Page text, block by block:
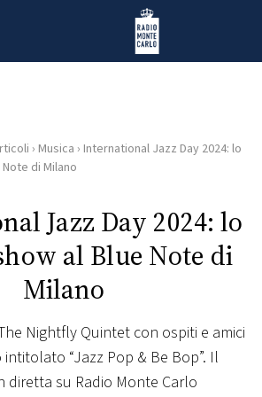
Radio Monte Carlo
› Musica › International Jazz Day 2024: lo
di Milano
Jazz Day 2024: lo
al Blue Note di
Milano
Nightfly Quintet con ospiti e amici
“Jazz Pop & Be Bop”. Il
diretta su Radio Monte Carlo